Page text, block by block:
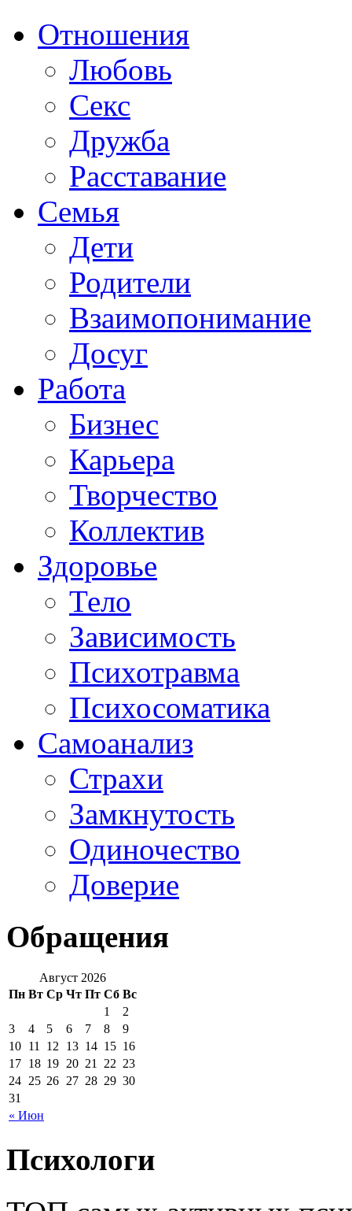
Отношения
Любовь
Секс
Дружба
Расставание
Семья
Дети
Родители
Взаимопонимание
Досуг
Работа
Бизнес
Карьера
Творчество
Коллектив
Здоровье
Тело
Зависимость
Психотравма
Психосоматика
Самоанализ
Страхи
Замкнутость
Одиночество
Доверие
Обращения
Август 2026
Пн Вт Ср Чт Пт Сб Вс
« Июн
1
2
3
4 5 6 7 8
9
10 11 12 13 14 15 16
17 18 19 20 21 22 23
24 25 26 27 28 29 30
31
Психологи